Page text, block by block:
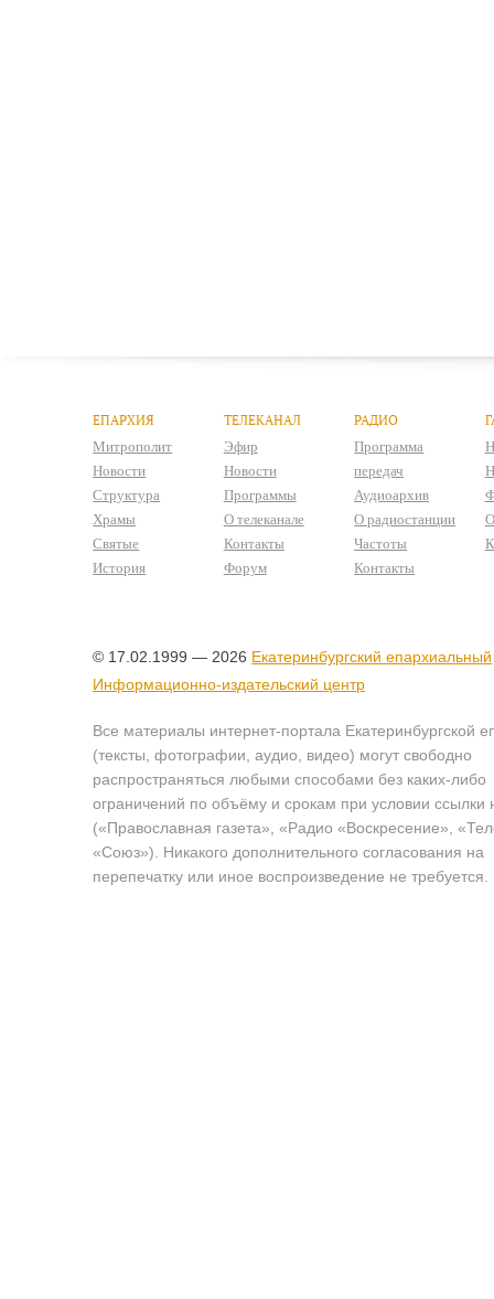
ЕПАРХИЯ
Митрополит
Новости
Структура
Храмы
Святые
История
ТЕЛЕКАНАЛ
Эфир
Новости
Программы
О телеканале
Контакты
Форум
РАДИО
Программа
передач
Аудиоархив
О радиостанции
Частоты
Контакты
© 17.02.1999 — 2026 Екатеринбургский епархиальный
Информационно-издательский центр
Все материалы интернет-портала Екатеринбургской
(тексты, фотографии, аудио, видео) могут свободно
распространяться любыми способами без каких-либо
ограничений по объёму и срокам при условии ссылки
(«Православная газета», «Радио «Воскресение»,
«Союз»). Никакого дополнительного согласования на
перепечатку или иное воспроизведение не требуется.